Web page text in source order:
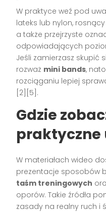
W praktyce weź pod
lateks lub nylon,
a także przejrzyste
odpowiadających
Jeśli zamierzasz skupić
rozważ mini bands,
rozciąganiu lepiej
[2][5].
Gdzie
praktyczne
W materiałach wideo
prezentacje sposobów
taśm treningowych
oporów. Takie źródła
zasady na realny ruch i